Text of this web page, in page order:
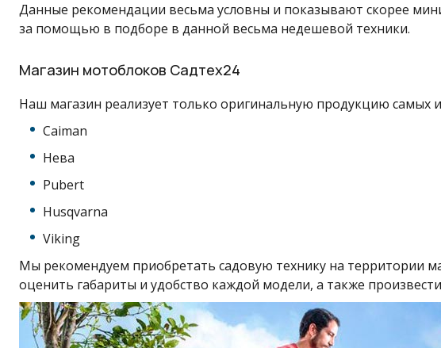
Данные рекомендации весьма условны и показывают скорее
за помощью в подборе в данной весьма недешевой техники.
Магазин мотоблоков Садтех24
Наш магазин реализует только оригинальную продукцию самых
Caiman
Нева
Pubert
Husqvarna
Viking
Мы рекомендуем приобретать садовую технику на территории
оценить габариты и удобство каждой модели, а также